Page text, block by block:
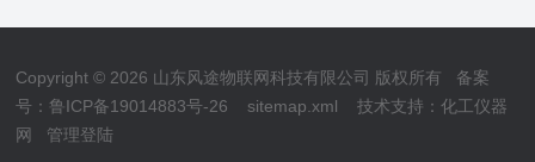
Copyright © 2026 山东风途物联网科技有限公司 版权所有 备案
号：鲁ICP备19014883号-26
sitemap.xml 技术支持：化工仪器
网
管理登陆